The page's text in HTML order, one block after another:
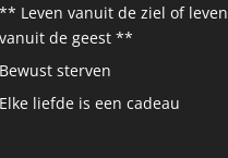
** Leven vanuit de ziel of leven
vanuit de geest **
Bewust sterven
Elke liefde is een cadeau